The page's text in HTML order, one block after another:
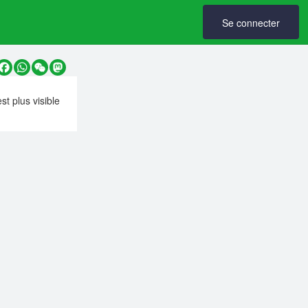
Se connecter
Facebook
WhatsApp
WeChatMastodon
plus visible